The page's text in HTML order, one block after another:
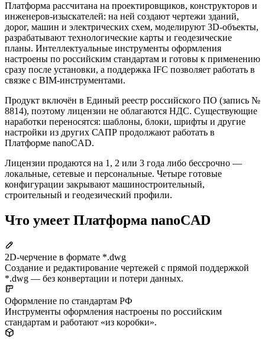
Платформа рассчитана на проектировщиков, конструкторов и
инженеров-изыскателей: на ней создают чертежи зданий,
дорог, машин и электрических схем, моделируют 3D-объекты,
разрабатывают технологические карты и геодезические
планы. Интеллектуальные инструменты оформления
настроены по российским стандартам и готовы к применению
сразу после установки, а поддержка IFC позволяет работать в
связке с BIM-инструментами.
Продукт включён в Единый реестр российского ПО (запись №
8814), поэтому лицензии не облагаются НДС. Существующие
наработки переносятся: шаблоны, блоки, шрифты и другие
настройки из других САПР продолжают работать в
Платформе nanoCAD.
Лицензии продаются на 1, 2 или 3 года либо бессрочно —
локальные, сетевые и персональные. Четыре готовые
конфигурации закрывают машиностроительный,
строительный и геодезический профили.
Что умеет Платформа nanoCAD
2D-черчение в формате *.dwg
Создание и редактирование чертежей с прямой поддержкой
*.dwg — без конвертации и потери данных.
Оформление по стандартам РФ
Инструменты оформления настроены по российским
стандартам и работают «из коробки».